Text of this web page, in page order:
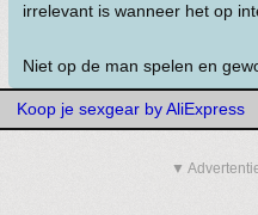
irrelevant is wanneer het op
Niet op de man spelen en
Koop je sexgear by AliExpress
▼